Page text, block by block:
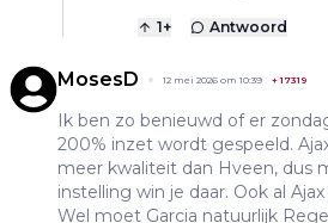
1+ Antwoord
MosesD 12 mei 2026 om 10:39 +17319
Ik ben zo benieuwd of er
200% inzet wordt gespeeld.
meer kwaliteit dan Hveen, dus
instelling win je daar. Ook al
Wel moet Garcia natuurlijk